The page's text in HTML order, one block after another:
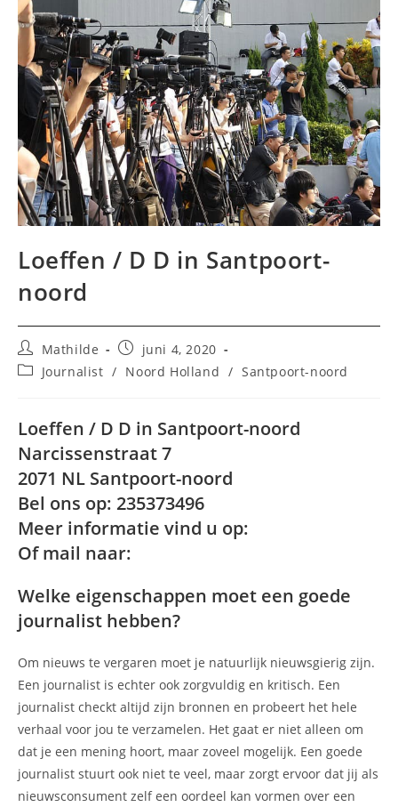
Loeffen / D D in Santpoort-
noord
Bericht
auteur:
Mathilde
Bericht
gepubliceerd
op:
juni 4, 2020
Berichtcategorie:
Journalist / Noord Holland / Santpoort-noord
Loeffen / D D in Santpoort-noord
Narcissenstraat 7
2071 NL Santpoort-noord
Bel ons op: 235373496
Meer informatie vind u op:
Of mail naar:
Welke eigenschappen moet een goede
journalist hebben?
Om nieuws te vergaren moet je natuurlijk nieuwsgierig zijn.
Een journalist is echter ook zorgvuldig en kritisch. Een
journalist checkt altijd zijn bronnen en probeert het hele
verhaal voor jou te verzamelen. Het gaat er niet alleen om
dat je een mening hoort, maar zoveel mogelijk. Een goede
journalist stuurt ook niet te veel, maar zorgt ervoor dat jij als
nieuwsconsument zelf een oordeel kan vormen over een